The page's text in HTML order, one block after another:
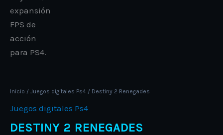
Inicio / Juegos digitales Ps4 / Destiny 2 Renegades
Juegos digitales Ps4
DESTINY 2 RENEGADES